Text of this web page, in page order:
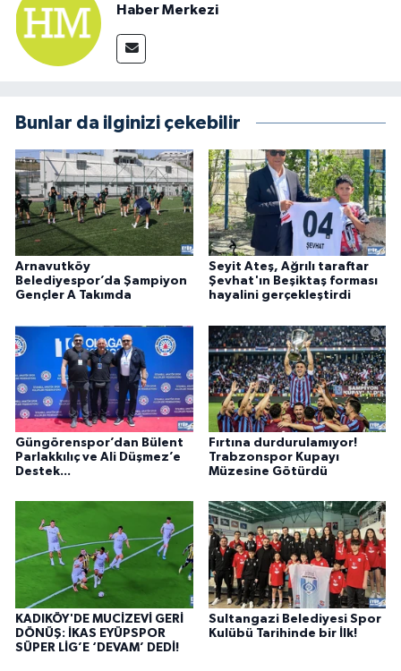
Haber Merkezi
Bunlar da ilginizi çekebilir
Arnavutköy
Belediyespor’da Şampiyon
Gençler A Takımda
Seyit Ateş, Ağrılı taraftar
Şevhat'ın Beşiktaş forması
hayalini gerçekleştirdi
Güngörenspor’dan Bülent
Parlakkılıç ve Ali Düşmez’e
Destek...
Fırtına durdurulamıyor!
Trabzonspor Kupayı
Müzesine Götürdü
KADIKÖY'DE MUCİZEVİ GERİ
DÖNÜŞ: İKAS EYÜPSPOR
SÜPER LİG’E ‘DEVAM’ DEDİ!
Sultangazi Belediyesi Spor
Kulübü Tarihinde bir İlk!